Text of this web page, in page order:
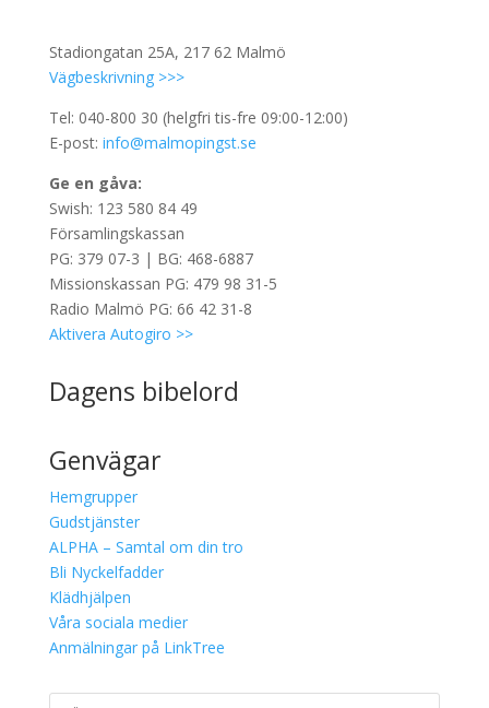
Stadiongatan 25A, 217 62 Malmö
Vägbeskrivning >>>
Tel: 040-800 30 (helgfri tis-fre 09:00-12:00)
E-post: info@malmopingst.se
Ge en gåva:
Swish: 123 580 84 49
Församlingskassan
PG: 379 07-3 | BG: 468-6887
Missionskassan PG: 479 98 31-5
Radio Malmö PG: 66 42 31-8
Aktivera Autogiro >>
Dagens bibelord
Genvägar
Hemgrupper
Gudstjänster
ALPHA – Samtal om din tro
Bli Nyckelfadder
Klädhjälpen
Våra sociala medier
Anmälningar på LinkTree